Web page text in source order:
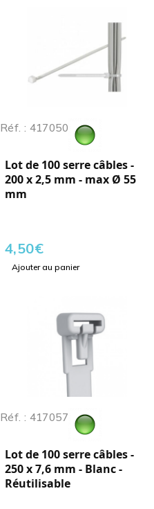
Réf. : 417050
Lot de 100 serre câbles -
200 x 2,5 mm - max Ø 55
mm
4,50€
Ajouter au panier
Réf. : 417057
Lot de 100 serre câbles -
250 x 7,6 mm - Blanc -
Réutilisable